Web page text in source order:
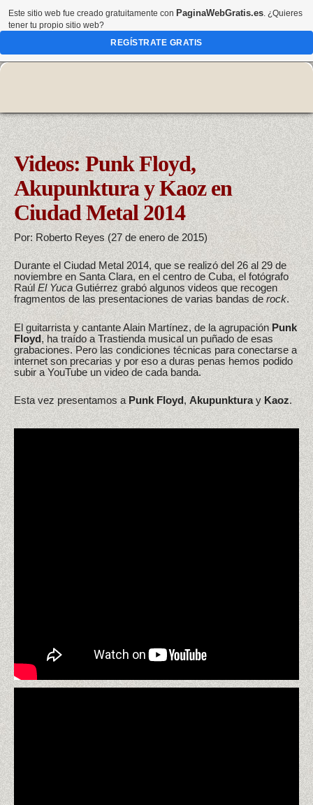
Videos: Punk Floyd,
Akupunktura y Kaoz en
Ciudad Metal 2014
Por: Roberto Reyes (27 de enero de 2015)
Durante el Ciudad Metal 2014, que se realizó del 26 al 29 de
noviembre en Santa Clara, en el centro de Cuba, el fotógrafo
RaúlEl YucaGutiérrez grabó algunos videos que recogen
fragmentos de las presentaciones de varias bandas derock.
El guitarrista y cantante Alain Martínez, de la agrupación Punk
Floyd, ha traído a Trastienda musical un puñado de esas
grabaciones. Pero las condiciones técnicas para conectarse a
internet son precarias y por eso a duras penas hemos podido
subir a YouTube un video de cada banda.
Esta vez presentamos aPunk Floyd,Akupunkturay Kaoz.
Este sitio web fue creado gratuitamente con PaginaWebGratis.es. ¿Quieres
tener tu propio sitio web?
REGÍSTRATE GRATIS